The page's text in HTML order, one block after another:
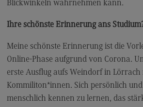
Kontakt
Entrepreneurship
Entrepreneurship
Modulangebot
Blickwinkeln wahrnehmen kann.
Ihre schönste Erinnerung ans
Meine schönste Erinnerung ist die
Online-Phase aufgrund von Corona.
erste Ausflug aufs Weindorf in
Kommiliton*innen. Sich persönlich
menschlich kennen zu lernen, das